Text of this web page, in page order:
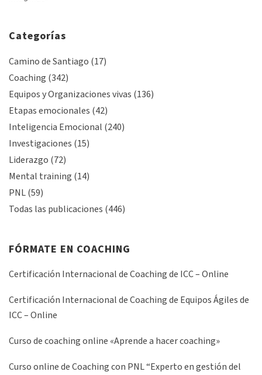
Categorías
Camino de Santiago (17)
Coaching (342)
Equipos y Organizaciones vivas (136)
Etapas emocionales (42)
Inteligencia Emocional (240)
Investigaciones (15)
Liderazgo (72)
Mental training (14)
PNL(59)
Todas las publicaciones (446)
FÓRMATE EN COACHING
Certificación Internacional de Coaching de ICC – Online
Certificación Internacional de Coaching de Equipos Ágiles de
ICC – Online
Curso de coaching online «Aprende a hacer coaching»
Curso online de Coaching con PNL “Experto en gestión del